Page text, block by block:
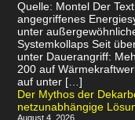
Quelle: Montel Der
angegriffenes
unter
Systemkollaps Seit
unter Dauerangriff:
200 auf
auf unter […]
Der Mythos der
netzunabhängige
August 4, 2026